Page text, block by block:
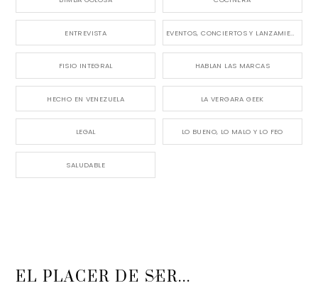
ENTREVISTA
FISIO INTEGRAL HABLAN LAS MARCAS
HECHO EN VENEZUELA LA VERGARA GEEK
LEGAL LO BUENO, LO MALO Y LO FEO
SALUDABLE
Back
EL PLACER DE SER...